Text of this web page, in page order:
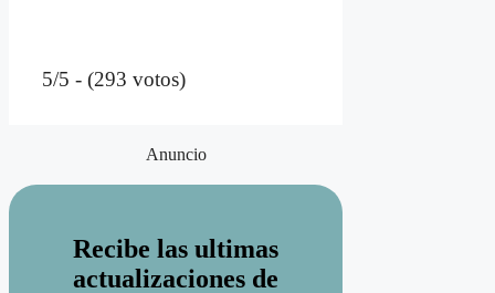
5/5 - (293 votos)
Anuncio
Recibe las ultimas
actualizaciones de